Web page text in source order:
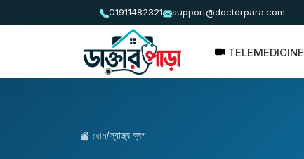
01911482321 support@doctorpara.com
TELEMEDICINE
হোম/স্বাস্থ্য ব্লগ